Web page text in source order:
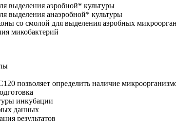
выделения аэробной* культуры
выделения анаэробной* культуры
со смолой для выделения аэробных
микобактерий
позволяет определить наличие
инкубации
данных
результатов